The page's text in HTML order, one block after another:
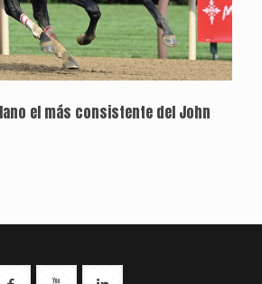
el más consistente del John